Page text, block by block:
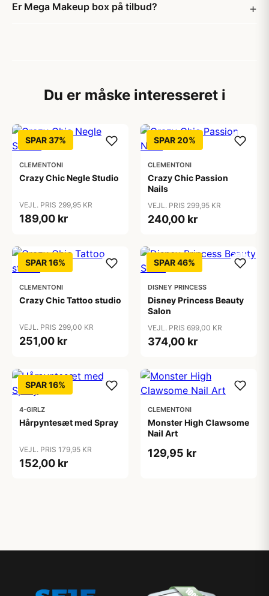
Er Mega Makeup box på tilbud?
Du er måske interesseret i
SPAR 37%
CLEMENTONI
Crazy Chic Negle Studio
VEJL. PRIS 299,95 KR
189,00 kr
SPAR 20%
CLEMENTONI
Crazy Chic Passion
Nails
VEJL. PRIS 299,95 KR
240,00 kr
SPAR 16%
CLEMENTONI
Crazy Chic Tattoo studio
VEJL. PRIS 299,00 KR
251,00 kr
SPAR 46%
DISNEY PRINCESS
Disney Princess Beauty
Salon
VEJL. PRIS 699,00 KR
374,00 kr
SPAR 16%
4-GIRLZ
Hårpyntesæt med Spray
VEJL. PRIS 179,95 KR
152,00 kr
CLEMENTONI
Monster High Clawsome
Nail Art
129,95 kr